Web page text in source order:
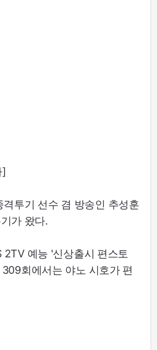
]
격투기 선수 겸 방송인 추성훈
가 왔다.
2TV 예능 '신상출시 편스토
회에서는 야노 시호가 편